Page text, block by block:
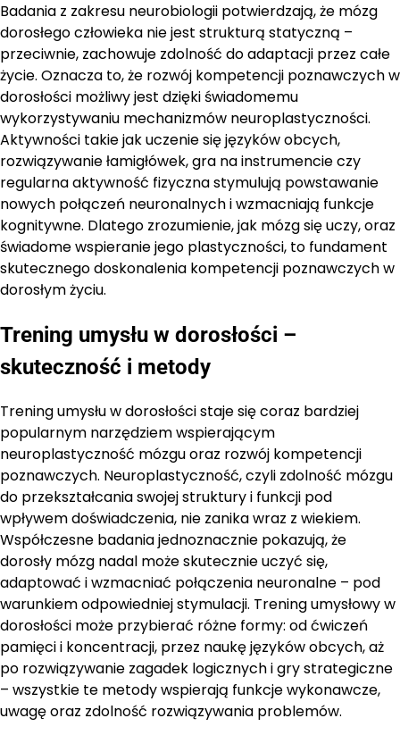
Badania z zakresu neurobiologii potwierdzają, że mózg
dorosłego człowieka nie jest strukturą statyczną –
przeciwnie, zachowuje zdolność do adaptacji przez całe
życie. Oznacza to, że rozwój kompetencji poznawczych w
dorosłości możliwy jest dzięki świadomemu
wykorzystywaniu mechanizmów neuroplastyczności.
Aktywności takie jak uczenie się języków obcych,
rozwiązywanie łamigłówek, gra na instrumencie czy
regularna aktywność fizyczna stymulują powstawanie
nowych połączeń neuronalnych i wzmacniają funkcje
kognitywne. Dlatego zrozumienie, jak mózg się uczy, oraz
świadome wspieranie jego plastyczności, to fundament
skutecznego doskonalenia kompetencji poznawczych w
dorosłym życiu.
Trening umysłu w dorosłości –
skuteczność i metody
Trening umysłu w dorosłości staje się coraz bardziej
popularnym narzędziem wspierającym
neuroplastyczność mózgu oraz rozwój kompetencji
poznawczych. Neuroplastyczność, czyli zdolność mózgu
do przekształcania swojej struktury i funkcji pod
wpływem doświadczenia, nie zanika wraz z wiekiem.
Współczesne badania jednoznacznie pokazują, że
dorosły mózg nadal może skutecznie uczyć się,
adaptować i wzmacniać połączenia neuronalne – pod
warunkiem odpowiedniej stymulacji. Trening umysłowy w
dorosłości może przybierać różne formy: od ćwiczeń
pamięci i koncentracji, przez naukę języków obcych, aż
po rozwiązywanie zagadek logicznych i gry strategiczne
– wszystkie te metody wspierają funkcje wykonawcze,
uwagę oraz zdolność rozwiązywania problemów.